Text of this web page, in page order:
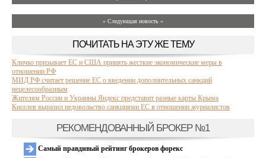
» Следующая новость »
ПОЧИТАТЬ НА ЭТУ ЖЕ ТЕМУ
Кличко призывает ЕС и США принять жесткие экономические меры в
отношении РФ
МИД РФ считает решение ЕС о введении дополнительных санкций
нецелесообразным
Жителям России и Украины Яндекс представит разные карты Крыма
Киселев выразил недовольство санкциями ЕС в отношении журналистов
РЕКОМЕНДОВАННЫЙ БРОКЕР №1
Самый правдивый рейтинг брокеров форекс